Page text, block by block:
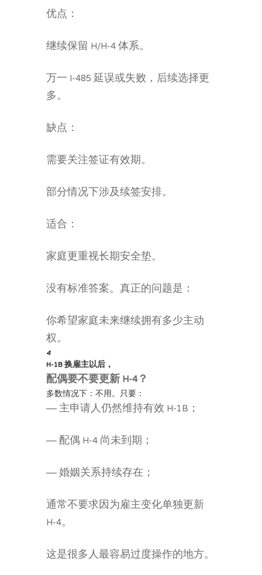
优点：
继续保留 H/H-4 体系。
万一 I-485 延误或失败，后续选择更
多。
缺点：
需要关注签证有效期。
部分情况下涉及续签安排。
适合：
家庭更重视长期安全垫。
没有标准答案。真正的问题是：
你希望家庭未来继续拥有多少主动
权。
4
H-1B 换雇主以后，
配偶要不要更新 H-4？
多数情况下：不用。只要：
— 主申请人仍然维持有效 H-1B；
— 配偶 H-4 尚未到期；
— 婚姻关系持续存在；
通常不要求因为雇主变化单独更新
H-4。
这是很多人最容易过度操作的地方。